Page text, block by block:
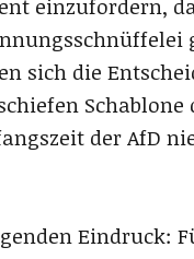
einzufordern,
sich die
Schablone
der AfD
Eindruck: